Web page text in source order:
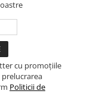
cu promoțiile
Politicii de